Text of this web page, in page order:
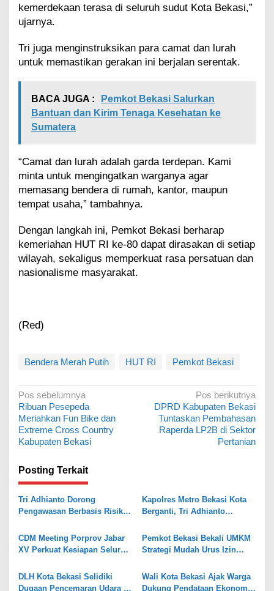
kemerdekaan terasa di seluruh sudut Kota Bekasi,”
ujarnya.
Tri juga menginstruksikan para camat dan lurah
untuk memastikan gerakan ini berjalan serentak.
BACA JUGA :
Pemkot Bekasi Salurkan
Bantuan dan Kirim Tenaga Kesehatan ke
Sumatera
“Camat dan lurah adalah garda terdepan. Kami
minta untuk mengingatkan warganya agar
memasang bendera di rumah, kantor, maupun
tempat usaha,” tambahnya.
Dengan langkah ini, Pemkot Bekasi berharap
kemeriahan HUT RI ke-80 dapat dirasakan di setiap
wilayah, sekaligus memperkuat rasa persatuan dan
nasionalisme masyarakat.
(Red)
Bendera Merah Putih HUT RI Pemkot Bekasi
N
a
v
i
g
a
s
i
p
o
s
Pos sebelumnya
Ribuan Pesepeda
Meriahkan Fun Bike dan
Extreme Cross Country
Kabupaten Bekasi
Pos berikutnya
DPRD Kabupaten Bekasi
Tuntaskan Pembahasan
Raperda LP2B di Sektor
Pertanian
Posting Terkait
Tri Adhianto Dorong
Pengawasan Berbasis Risiko,
Kelola
Kapolres Metro Bekasi Kota
Berganti, Tri Adhianto
CDM Meeting Porprov Jabar
XV Perkuat Kesiapan Seluruh
Pemkot Bekasi Bekali UMKM
Strategi Mudah Urus Izin
DLH Kota Bekasi Selidiki
Dugaan Pencemaran Udara di
Wali Kota Bekasi Ajak Warga
Dukung Pendataan Ekonomi